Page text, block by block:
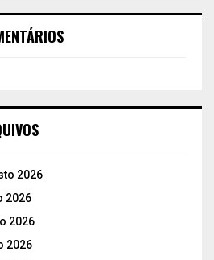
2026
2026
2026
2026